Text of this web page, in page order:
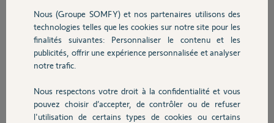
Sécurité
Domotique
Chauffage
Pile télécommande neuve.
Et pourtant impossible de faire
fonctionner l 'ouverture ou
fermeture du portail. rien ne
le bouton RESET, lorsque je le
maintiens appuyé rien ne se passe.
Est-ce un problème de mémorisation sur les télécommande ou une
Nous (Groupe SOMFY) et nos partenaires utilisons des
technologies telles que les cookies sur notre site pour les
finalités suivantes: Personnaliser le contenu et les
publicités, offrir une expérience personnalisée et analyser
notre trafic.
Nous respectons votre droit à la confidentialité et vous
pouvez choisir d’accepter, de contrôler ou de refuser
l'utilisation de certains types de cookies ou certains